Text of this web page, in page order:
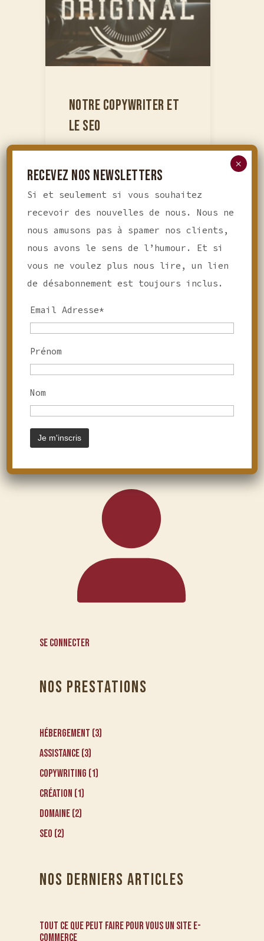
NOTRE COPYWRITER ET
LE SEO
Nous souhaitons vous
parler à nouveau de
avec un « Copywriter »
1 2 3
VOTRE COMPTE
Se connecter
NOS PRESTATIONS
Hébergement 3
Assistance 3
CopyWriting 1
Création 1
Domaine 2
SEO 2
NOS DERNIERS ARTICLES
TOUT ce que PEUT faire pour vous un site e-
commerce
RECEVEZ NOS NEWSLETTERS
Si et seulement si vous souhaitez
recevoir des nouvelles de nous. Nous ne
nous amusons pas à spamer nos clients,
nous avons le sens de l’humour. Et si
vous ne voulez plus nous lire, un lien
de désabonnement est toujours inclus.
Email Adresse*
Prénom
Nom
×